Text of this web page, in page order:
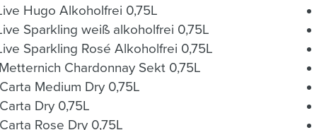
SW.Light Live Hugo Alkoholfrei 0,75L
SW.Light Live Sparkling weiß alkoholfrei 0,75L
Sparkling Rosé Alkoholfrei 0,75L
Chardonnay Sekt 0,75L
Medium Dry 0,75L
Dry 0,75L
Rose Dry 0,75L